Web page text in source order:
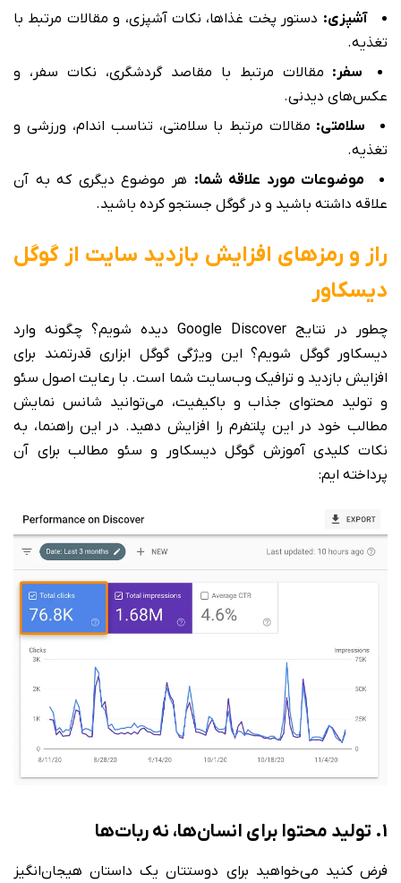
آشپزی: دستور پخت غذاها، نکات آشپزی، و مقالات مرتبط با
تغذیه.
سفر: مقالات مرتبط با مقاصد گردشگری، نکات سفر، و
عکس‌های دیدنی.
سلامتی: مقالات مرتبط با سلامتی، تناسب اندام، ورزشی و
تغذیه.
موضوعات مورد علاقه شما: هر موضوع دیگری که به آن
علاقه داشته باشید و در گوگل جستجو کرده باشید.
راز و رمزهای افزایش بازدید سایت از گوگل
دیسکاور
چطور در نتایج Google Discover دیده شویم؟ چگونه وارد
دیسکاور گوگل شویم؟ این ویژگی گوگل ابزاری قدرتمند برای
افزایش بازدید و ترافیک وب‌سایت شما است. با رعایت اصول سئو
و تولید محتوای جذاب و باکیفیت، می‌توانید شانس نمایش
مطالب خود در این پلتفرم را افزایش دهید. در این راهنما، به
نکات کلیدی آموزش گوگل دیسکاور و سئو مطالب برای آن
پرداخته ایم:
1. تولید محتوا برای انسان‌ها، نه ربات‌ها
فرض کنید می‌خواهید برای دوستتان یک داستان هیجان‌انگیز